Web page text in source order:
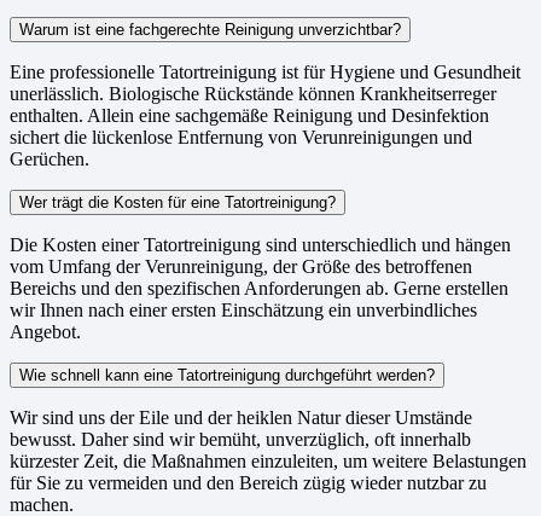
Warum ist eine fachgerechte Reinigung unverzichtbar?
Eine professionelle Tatortreinigung ist für Hygiene und Gesundheit
unerlässlich. Biologische Rückstände können Krankheitserreger
enthalten. Allein eine sachgemäße Reinigung und Desinfektion
sichert die lückenlose Entfernung von Verunreinigungen und
Gerüchen.
Wer trägt die Kosten für eine Tatortreinigung?
Die Kosten einer Tatortreinigung sind unterschiedlich und hängen
vom Umfang der Verunreinigung, der Größe des betroffenen
Bereichs und den spezifischen Anforderungen ab. Gerne erstellen
wir Ihnen nach einer ersten Einschätzung ein unverbindliches
Angebot.
Wie schnell kann eine Tatortreinigung durchgeführt werden?
Wir sind uns der Eile und der heiklen Natur dieser Umstände
bewusst. Daher sind wir bemüht, unverzüglich, oft innerhalb
kürzester Zeit, die Maßnahmen einzuleiten, um weitere Belastungen
für Sie zu vermeiden und den Bereich zügig wieder nutzbar zu
machen.